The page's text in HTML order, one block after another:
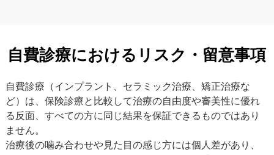
自費診療におけるリスク・留意事項
自費診療（インプラント、セラミック治療、矯正治療な
ど）は、保険診療と比較して治療の自由度や審美性に優れ
る反面、すべての方に同じ結果を保証できるものではあり
ません。
治療後の噛み合わせや見た目の感じ方には個人差があり、